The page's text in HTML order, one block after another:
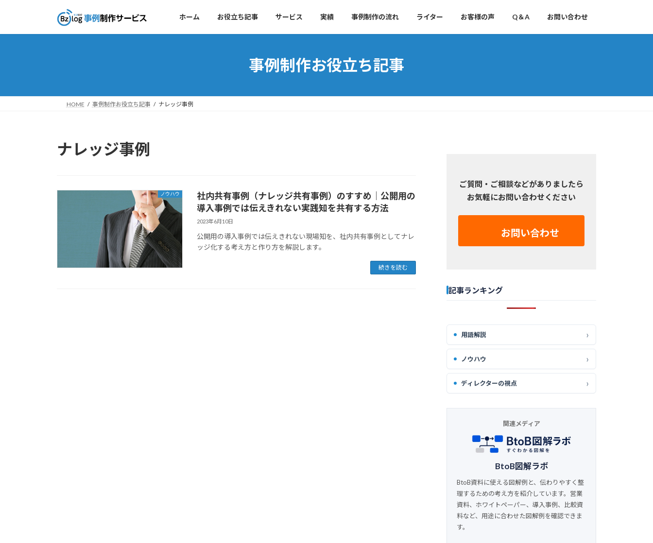
ッ
移
ホーム お役立ち記事 サービス 実績 事例制作の流れ ライター お客様の声 Q＆A お問い合わせ
事例制作お役立ち記事
HOME 事例制作お役立ち記事 ナレッジ事例
ナレッジ事例
ノウハウ
社内共有事例（ナレッジ共有事例）のすすめ｜公開用の
導入事例では伝えきれない実践知を共有する方法
2023年6月10日
公開用の導入事例では伝えきれない現場知を、社内共有事例としてナレ
ッジ化する考え方と作り方を解説します。
続きを読む
ご質問・ご相談などがありましたら
お気軽にお問い合わせください
お問い合わせ
記事ランキング
用語解説
ノウハウ
ディレクターの視点
関連メディア
BtoB図解ラボ
BtoB資料に使える図解例と、伝わりやすく整
理するための考え方を紹介しています。営業
資料、ホワイトペーパー、導入事例、比較資
料など、用途に合わせた図解例を確認できま
す。